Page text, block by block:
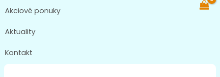
Akciové ponuky
Aktuality
Kontakt